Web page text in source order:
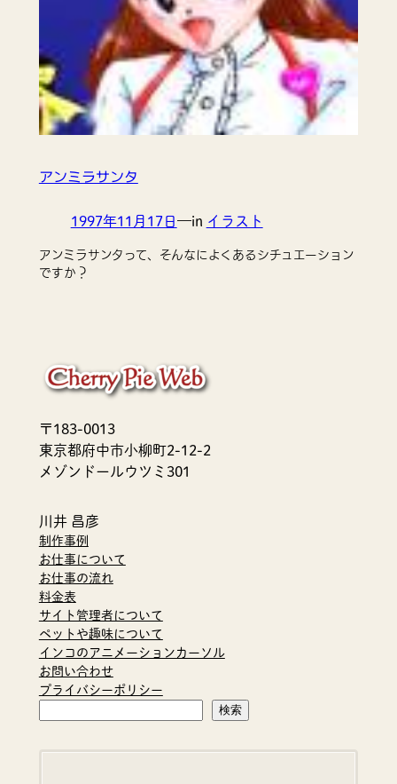
アンミラサンタ
1997年11月17日—in イラスト
アンミラサンタって、そんなによくあるシチュエーション
ですか？
〒183-0013
東京都府中市小柳町2-12-2
メゾンドールウツミ301
川井 昌彦
制作事例
お仕事について
お仕事の流れ
料金表
サイト管理者について
ペットや趣味について
インコのアニメーションカーソル
お問い合わせ
プライバシーポリシー
検索